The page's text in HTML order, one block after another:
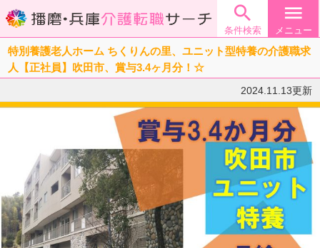

条件検索
menu
メニュー
特別養護老人ホーム ちくりんの里、ユニット型特養の介護職求
人【正社員】吹田市、賞与3.4ヶ月分！☆
2024.11.13更新